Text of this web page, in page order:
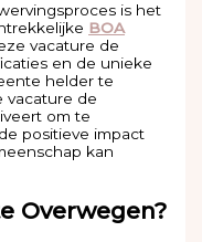
is het
BOA
vacature de
en de unieke
helder te
vacature de
om te
positieve impact
kan
Overwegen?